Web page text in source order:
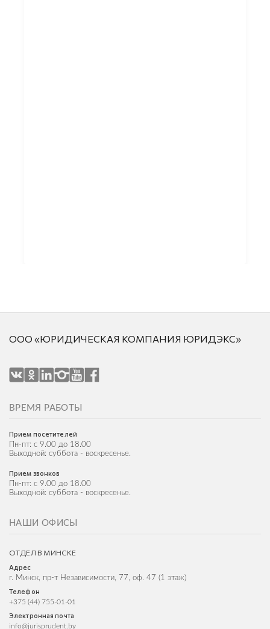
ООО «ЮРИДИЧЕСКАЯ КОМПАНИЯ ЮРИДЭКС»
НАШИ ОФИСЫ
ОТДЕЛ В МИНСКЕ
Адрес
г. Минск, пр-т Независимости, 77, оф. 47 (1 этаж)
Телефон
+375 (44) 755-01-01
Электронная почта
info@jurisprudent.by
ВРЕМЯ РАБОТЫ
Прием посетителей
Пн-пт: с 9.00 до 18.00
Выходной: суббота - воскресенье.
Прием звонков
Пн-пт: с 9.00 до 18.00
Выходной: суббота - воскресенье.